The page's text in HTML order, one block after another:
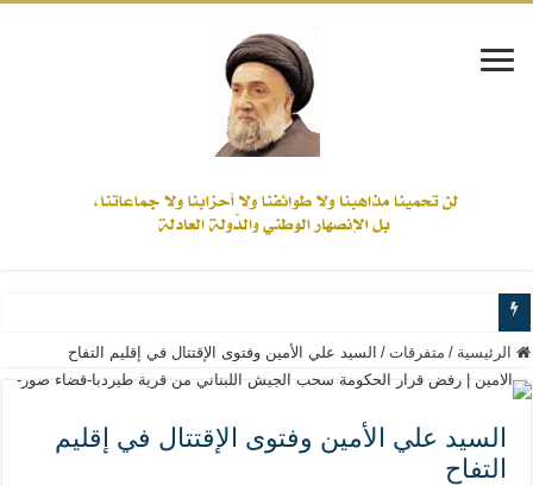
www.alamine.net
مواقف وآراء العلاّمة السيد علي الأمين من الأحداث والقضايا - اضغط للاطلاع
إذا كان التسنن هو الإيمان بسنة رسول الله ( صلى الله عليه وآله) فكلّ
علاقات المذاهب والأديان لا يجوز أن تكون على حساب الأوطان
الرئيسية / متفرقات / السيد علي الأمين وفتوى الإقتتال في إقليم التفاح
السيد علي الأمين وفتوى الإقتتال في إقليم
التفاح